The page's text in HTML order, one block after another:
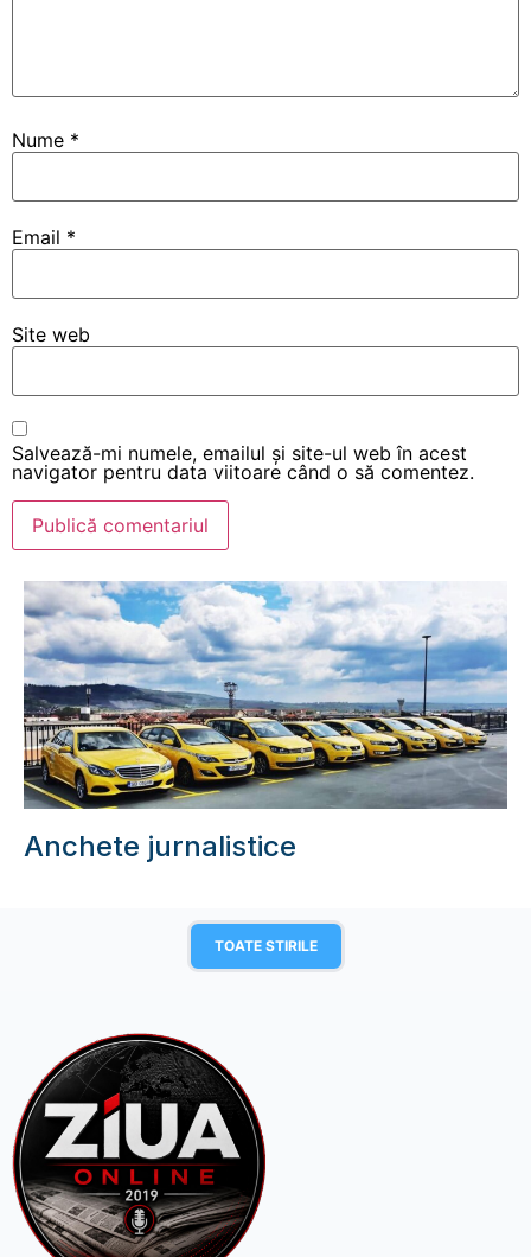
Nume *
Email *
Site web
Salvează-mi numele, emailul și site-ul web în acest
navigator pentru data viitoare când o să comentez.
Anchete jurnalistice
TOATE STIRILE